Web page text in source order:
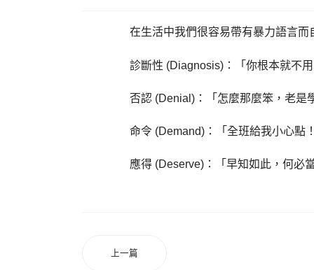
在生活中我們很容易帶有暴力語言
診斷性 (Diagnosis)：「你根本就不
否認 (Denial)：「怎麼那麼笨，老是
命令 (Demand)：「全班給我小心點
應得 (Deserve)：「早知如此，何必
上一篇